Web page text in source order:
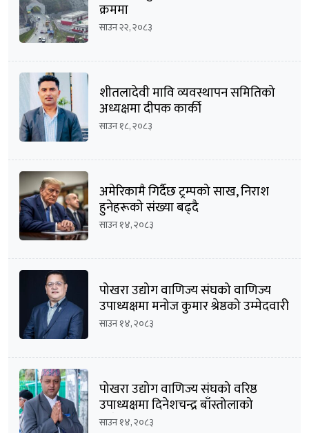
क्रममा
साउन २२, २०८३
शीतलादेवी मावि व्यवस्थापन समितिको
अध्यक्षमा दीपक कार्की
साउन १८, २०८३
अमेरिकामै गिर्दैछ ट्रम्पको साख, निराश
हुनेहरूको संख्या बढ्दै
साउन १४, २०८३
पोखरा उद्योग वाणिज्य संघको वाणिज्य
उपाध्यक्षमा मनोज कुमार श्रेष्ठको उम्मेदवारी
घोषणा
साउन १४, २०८३
पोखरा उद्योग वाणिज्य संघको वरिष्ठ
उपाध्यक्षमा दिनेशचन्द्र बाँस्तोलाको
उम्मेदवारी घोषणा
साउन १४, २०८३